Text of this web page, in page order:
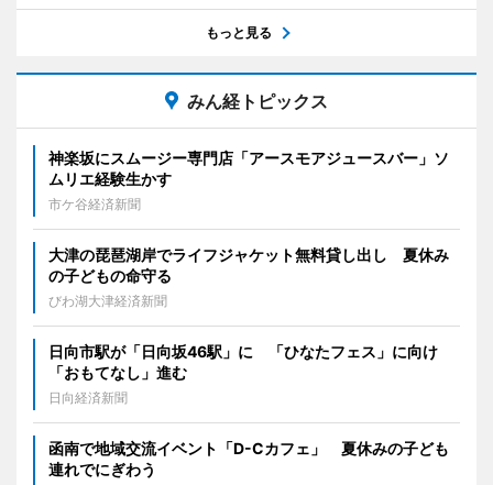
もっと見る
みん経トピックス
神楽坂にスムージー専門店「アースモアジュースバー」ソ
ムリエ経験生かす
市ケ谷経済新聞
大津の琵琶湖岸でライフジャケット無料貸し出し 夏休み
の子どもの命守る
びわ湖大津経済新聞
日向市駅が「日向坂46駅」に 「ひなたフェス」に向け
「おもてなし」進む
日向経済新聞
函南で地域交流イベント「D-Cカフェ」 夏休みの子ども
連れでにぎわう